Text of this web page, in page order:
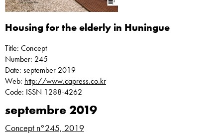
Housing for the elderly in Huningue
Title: Concept
Number: 245
Date: september 2019
Web: http://www.capress.co.kr
Code: ISSN 1288-4262
septembre 2019
Concept n°245, 2019